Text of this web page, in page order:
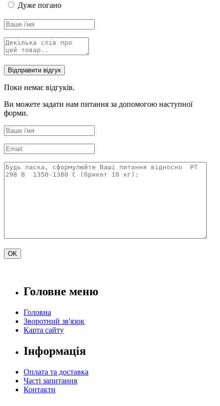
Дуже погано
Поки немає відгуків.
Ви можете задати нам питання за допомогою наступної
форми.
Головне меню
Головна
Зворотний зв'язок
Карта сайту
Інформація
Оплата та доставка
Часті запитання
Контакти